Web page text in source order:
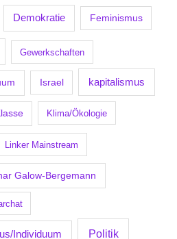
Demokratie Feminismus
Gewerkschaften
Israel kapitalismus
Klima/Ökologie
Linker Mainstream
Galow-Bergemann
Individuum Politik